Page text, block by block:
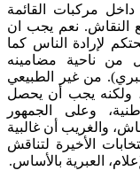
مركبات القائمة
النقاش. نعم يجب ان
لإرادة الناس كما
من ناحية مضامينه
من غير الطبيعي
ولكنه يجب أن يحصل
وعلى الجمهور
والغريب أن غالبية
الأخيرة لتناقش
العبرية بالأساس.